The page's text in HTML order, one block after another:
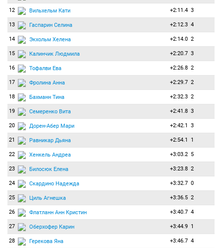
12 Вильхельм Кати +2:11.4 3
13 Гаспарин Селина +2:12.3 4
14 Экхольм Хелена +2:14.0 2
15 Калинчик Людмила +2:20.7 3
16 Тофалви Ева +2:26.8 2
17 Фролина Анна +2:29.7 2
18 Бахманн Тина +2:32.3 2
19 Семеренко Вита +2:41.8 3
20 Дорен-Абер Мари +2:42.1 3
21 Равникар Дьяна +2:54.1 1
22 Хенкель Андреа +3:03.2 5
23 Билосюк Елена +3:23.8 2
24 Скардино Надежда +3:32.7 0
25 Циль Агнешка +3:36.5 2
26 Флатланн Анн Кристин +3:40.7 4
27 Оберхофер Карин +3:44.9 1
28 Герекова Яна +3:46.7 4